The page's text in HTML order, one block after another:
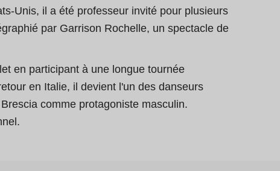
Unis, il a été professeur invité pour plusieurs
par Garrison Rochelle, un spectacle de
en participant à une longue tournée
en Italie, il devient l'un des danseurs
comme protagoniste masculin.